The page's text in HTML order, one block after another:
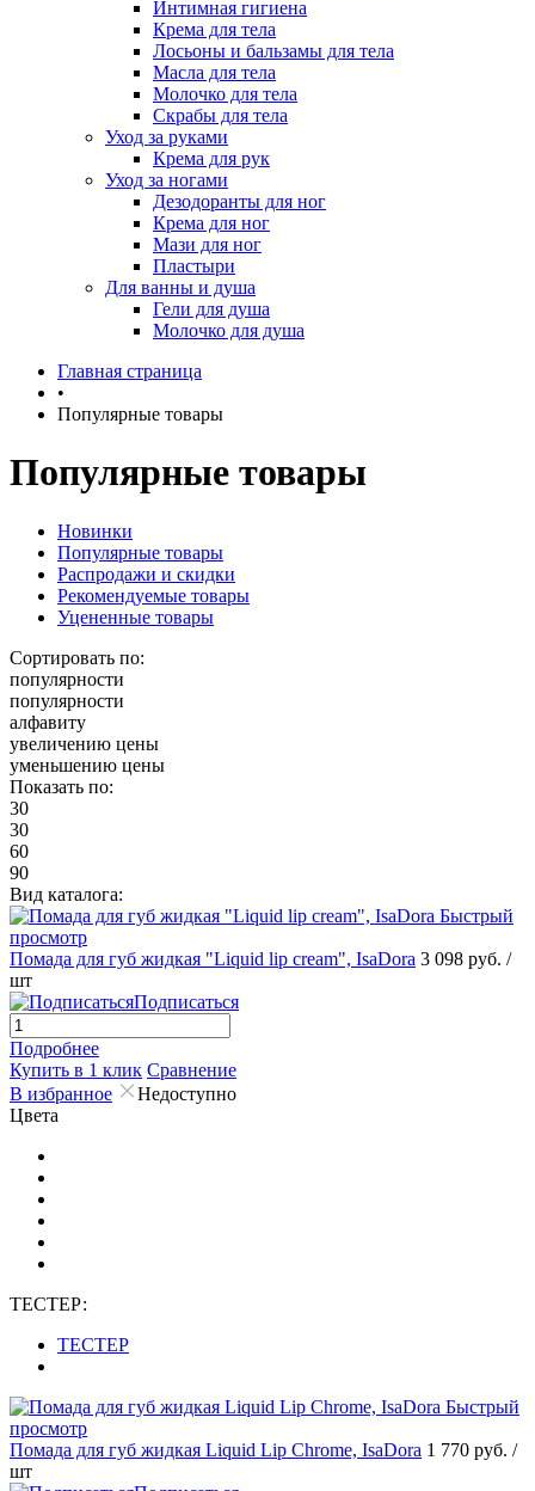
Интимная гигиена
Крема для тела
Лосьоны и бальзамы для тела
Масла для тела
Молочко для тела
Скрабы для тела
Уход за руками
Крема для рук
Уход за ногами
Дезодоранты для ног
Крема для ног
Мази для ног
Пластыри
Для ванны и душа
Гели для душа
Молочко для душа
Главная страница
•
Популярные товары
Популярные товары
Новинки
Популярные товары
Распродажи и скидки
Рекомендуемые товары
Уцененные товары
Сортировать по:
популярности
популярности
алфавиту
увеличению цены
уменьшению цены
Показать по:
30
30
60
90
Вид каталога:
Быстрый
просмотр
Помада для губ жидкая "Liquid lip cream", IsaDora 3 098 руб. /
шт
Подписаться
Подробнее
Купить в 1 клик Сравнение
В избранное
Недоступно
Цвета
ТЕСТЕР:
ТЕСТЕР
Быстрый
просмотр
Помада для губ жидкая Liquid Lip Chrome, IsaDora 1 770 руб. /
шт